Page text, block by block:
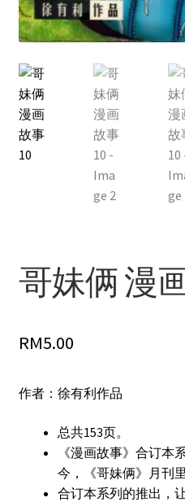
哥妹俩 漫
RM5.00
作者：徐有利作品
总共153页。
《漫画故事》合订本
今，《哥妹俩》月刊
合订本系列的推出，